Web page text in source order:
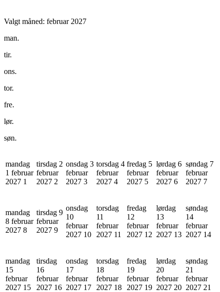
Valgt måned: februar 2027
man.
tir.
ons.
tor.
fre.
lør.
søn.
mandag
1 februar
2027 1
tirsdag 2
februar
2027 2
onsdag 3
februar
2027 3
torsdag 4
februar
2027 4
fredag 5
februar
2027 5
lørdag 6
februar
2027 6
søndag 7
februar
2027 7
mandag
8 februar
2027 8
tirsdag 9
februar
2027 9
onsdag
10
februar
2027 10
torsdag
11
februar
2027 11
fredag
12
februar
2027 12
lørdag
13
februar
2027 13
søndag
14
februar
2027 14
mandag
15
februar
2027 15
tirsdag
16
februar
2027 16
onsdag
17
februar
2027 17
torsdag
18
februar
2027 18
fredag
19
februar
2027 19
lørdag
20
februar
2027 20
søndag
21
februar
2027 21